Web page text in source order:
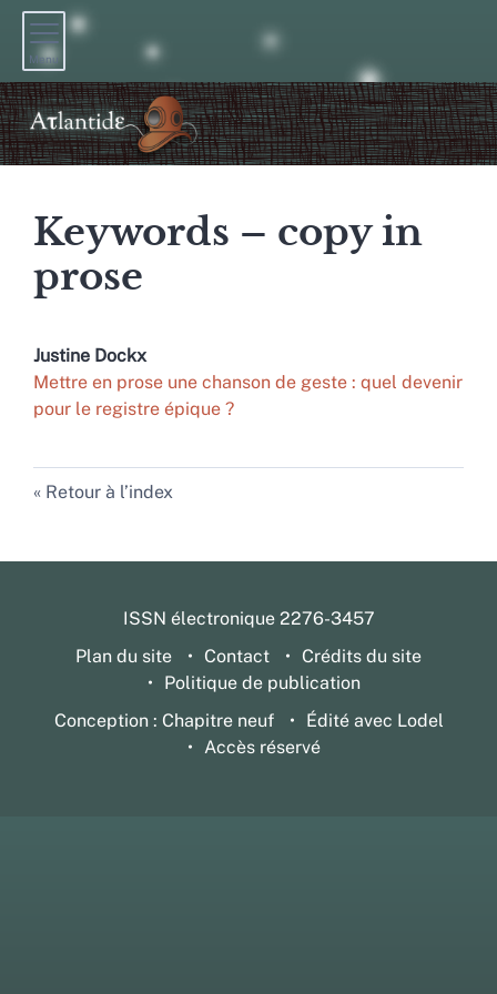
Menu
Keywords – copy in
prose
Justine Dockx
Mettre en prose une chanson de geste : quel devenir
pour le registre épique ?
Retour à l’index
ISSN électronique 2276-3457
Plan du site
Contact
Crédits du site
Politique de publication
Conception : Chapitre neuf
Édité avec Lodel
Accès réservé